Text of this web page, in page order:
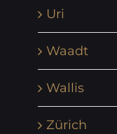
Uri
Waadt
Wallis
Zürich